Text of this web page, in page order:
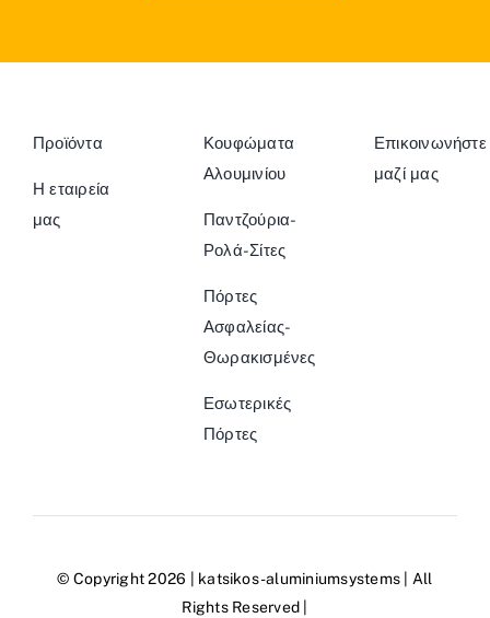
Προϊόντα
Η εταιρεία
μας
Κουφώματα
Αλουμινίου
Παντζούρια-
Ρολά-Σίτες
Πόρτες
Ασφαλείας-
Θωρακισμένες
Εσωτερικές
Πόρτες
Επικοινωνήστε
μαζί μας
© Copyright 2026 | katsikos-aluminiumsystems | All
Rights Reserved |